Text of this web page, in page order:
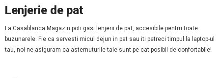
Lenjerie de pat
La Casablanca Magazin poti gasi lenjerii de pat, accesibile pentru toate
buzunarele. Fie ca servesti micul dejun in pat sau iti petreci timpul la laptop-ul
tau, noi ne asiguram ca asternuturile tale sunt pe cat posibil de confortabile!